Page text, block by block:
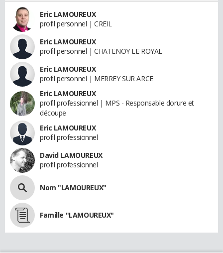
Eric LAMOUREUX
profil personnel | CREIL
Eric LAMOUREUX
profil personnel | CHATENOY LE ROYAL
Eric LAMOUREUX
profil personnel | MERREY SUR ARCE
Eric LAMOUREUX
profil professionnel | MPS - Responsable dorure et
découpe
Eric LAMOUREUX
profil professionnel
David LAMOUREUX
profil professionnel
Nom "LAMOUREUX"
Famille "LAMOUREUX"